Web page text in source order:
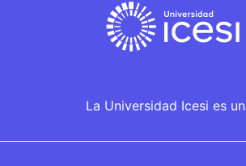
La Universidad Icesi es